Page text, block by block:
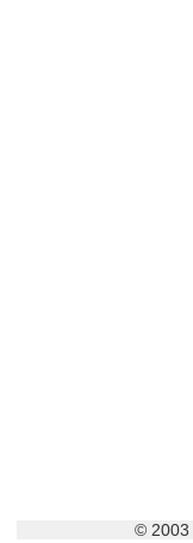
© 2003